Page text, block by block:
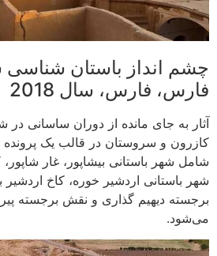
چشم انداز باستان
فارس، فارس، سال 2018
آثار به جای مانده از دوران ساسانی در
کازرون و سروستان در قالب یک پرونده
شامل شهر باستانی بیشاپور، غار
شهر باستانی اردشیر خوره، کاخ اردشیر
برجسته دیهیم گذاری و نقش برجسته
می‌شود.